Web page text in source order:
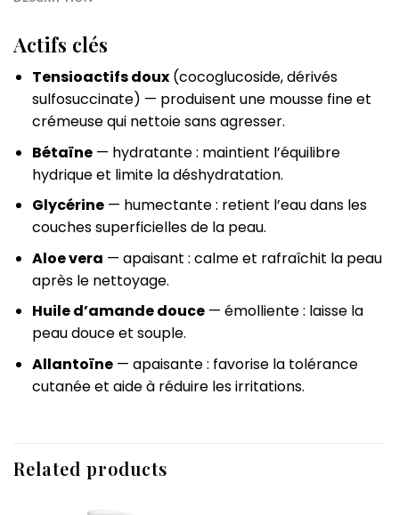
Actifs clés
Tensioactifs doux(cocoglucoside, dérivés
sulfosuccinate) — produisent une mousse fine et
crémeuse qui nettoie sans agresser.
Bétaïne— hydratante : maintient l’équilibre
hydrique et limite la déshydratation.
Glycérine— humectante : retient l’eau dans les
couches superficielles de la peau.
Aloe vera — apaisant : calme et rafraîchit la peau
après le nettoyage.
Huile d’amande douce— émolliente : laisse la
peau douce et souple.
Allantoïne— apaisante : favorise la tolérance
cutanée et aide à réduire les irritations.
Related products